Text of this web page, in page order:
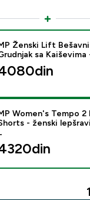
- MP Ženski
Ženski Lift
sa Kaiševima
- MP
Women's Tempo 2
- ženski